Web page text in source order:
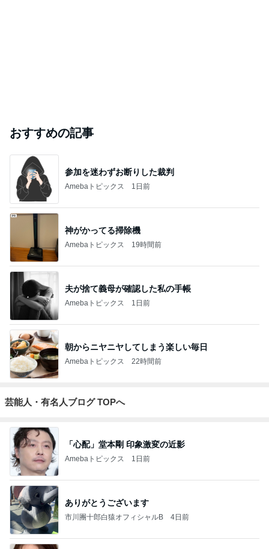
おすすめの記事
参加を迷わずお断りした裁判
Amebaトピックス 1日前
神がかってる掃除機
Amebaトピックス 19時間前
夫が捨て義母が確認した私の手帳
Amebaトピックス 1日前
朝からニヤニヤしてしまう楽しい毎日
Amebaトピックス 22時間前
芸能人・有名人ブログ TOPへ
「心配」堂本剛 印象激変の近影
Amebaトピックス 1日前
ありがとうございます
市川團十郎白猿オフィシャルB 4日前